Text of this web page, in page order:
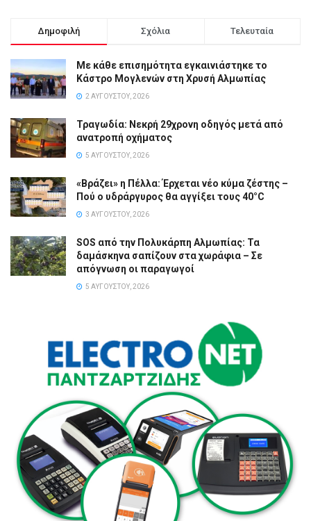
Δημοφιλή Σχόλια Τελευταία
Με κάθε επισημότητα εγκαινιάστηκε το
Κάστρο Μογλενών στη Χρυσή Αλμωπίας
2 ΑΥΓΟΎΣΤΟΥ, 2026
Τραγωδία: Νεκρή 29χρονη οδηγός μετά από
ανατροπή οχήματος
5 ΑΥΓΟΎΣΤΟΥ, 2026
«Βράζει» η Πέλλα: Έρχεται νέο κύμα ζέστης –
Πού ο υδράργυρος θα αγγίξει τους 40°C
3 ΑΥΓΟΎΣΤΟΥ, 2026
SOS από την Πολυκάρπη Αλμωπίας: Τα
δαμάσκηνα σαπίζουν στα χωράφια – Σε
απόγνωση οι παραγωγοί
5 ΑΥΓΟΎΣΤΟΥ, 2026